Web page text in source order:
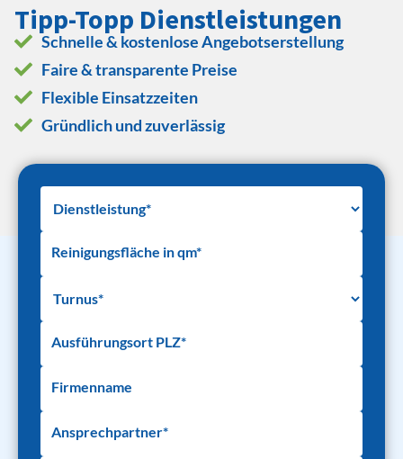
Tipp-Topp Dienstleistungen
Schnelle & kostenlose Angebotserstellung
Faire & transparente Preise
Flexible Einsatzzeiten
Gründlich und zuverlässig
Reinigungsfläche in qm*
Ausführungsort PLZ*
Firmenname
Ansprechpartner*